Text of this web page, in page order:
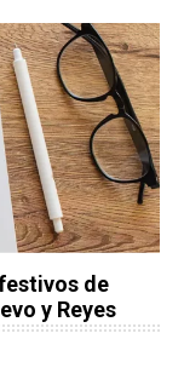
de
y Reyes